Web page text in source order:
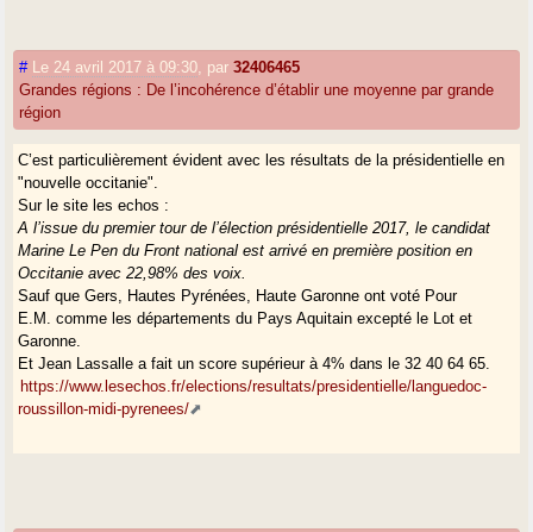
# Le 24 avril 2017 à 09:30 par32406465
Grandes régions : De l’incohérence d’établir une moyenne par grande
région
C’est particulièrement évident avec les résultats de la présidentielle en
"nouvelle occitanie".
Sur le site les echos :
A l’issue du premier tour de l’élection présidentielle 2017, le candidat
Marine Le Pen du Front national est arrivé en première position en
Occitanie avec 22,98% des voix.
Sauf que Gers, Hautes Pyrénées, Haute Garonne ont voté Pour
E.M. comme les départements du Pays Aquitain excepté le Lot et
Garonne.
Et Jean Lassalle a fait un score supérieur à 4% dans le 32 40 64 65.
https://www.lesechos.fr/elections/resultats/presidentielle/languedoc-
roussillon-midi-pyrenees/